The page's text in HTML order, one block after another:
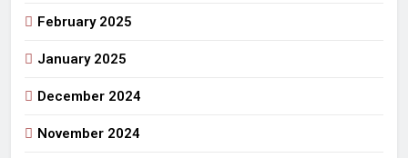
February 2025
January 2025
December 2024
November 2024